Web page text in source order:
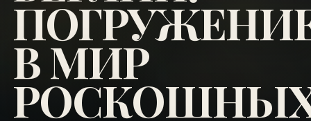
В МИР